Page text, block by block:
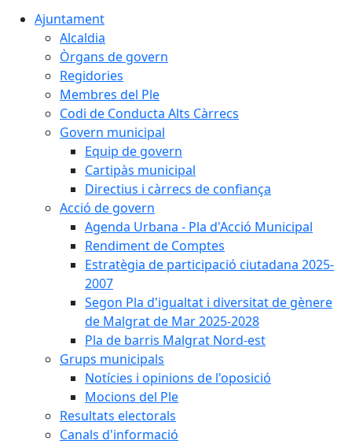
Ajuntament
Alcaldia
Òrgans de govern
Regidories
Membres del Ple
Codi de Conducta Alts Càrrecs
Govern municipal
Equip de govern
Cartipàs municipal
Directius i càrrecs de confiança
Acció de govern
Agenda Urbana - Pla d'Acció Municipal
Rendiment de Comptes
Estratègia de participació ciutadana 2025-
2007
Segon Pla d'igualtat i diversitat de gènere
de Malgrat de Mar 2025-2028
Pla de barris Malgrat Nord-est
Grups municipals
Notícies i opinions de l'oposició
Mocions del Ple
Resultats electorals
Canals d'informació